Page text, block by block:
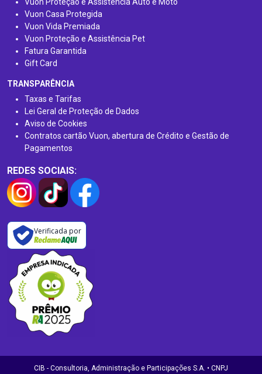
Vuon Proteção e Assistência Auto e Moto
Vuon Casa Protegida
Vuon Vida Premiada
Vuon Proteção e Assistência Pet
Fatura Garantida
Gift Card
TRANSPARÊNCIA
Taxas e Tarifas
Lei Geral de Proteção de Dados
Aviso de Cookies
Contratos cartão Vuon, abertura de Crédito e Gestão de
Pagamentos
REDES SOCIAIS:
Verificada por
CIB - Consultoria, Administração e Participações S.A. • CNPJ